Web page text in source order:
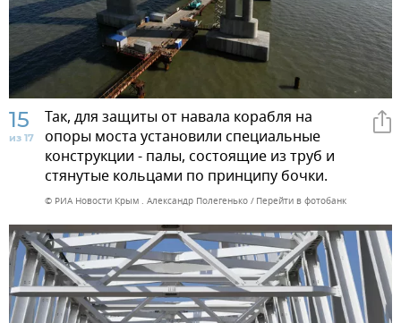
15
из 17
Так, для защиты от навала корабля на
опоры моста установили специальные
конструкции - палы, состоящие из труб и
стянутые кольцами по принципу бочки.
© РИА Новости Крым . Александр Полегенько Перейти в фотобанк